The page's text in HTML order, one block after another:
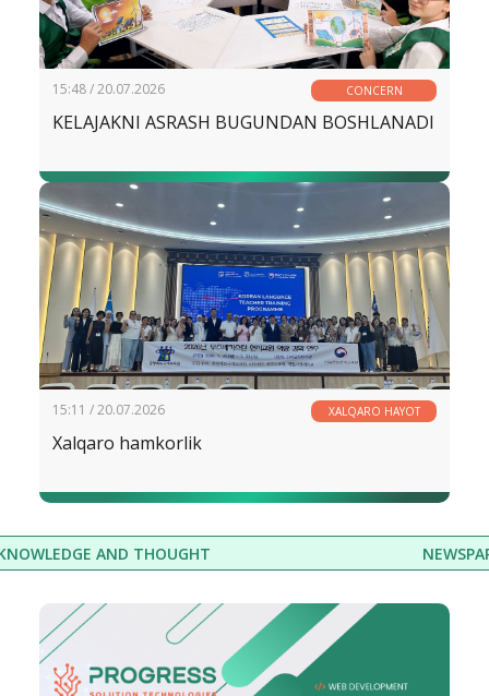
15:48 / 20.07.2026 CONCERN
KELAJAKNI ASRASH BUGUNDAN BOSHLANADI
15:11 / 20.07.2026 XALQARO HAYOT
Xalqaro hamkorlik
NEWSPAPER OF THE